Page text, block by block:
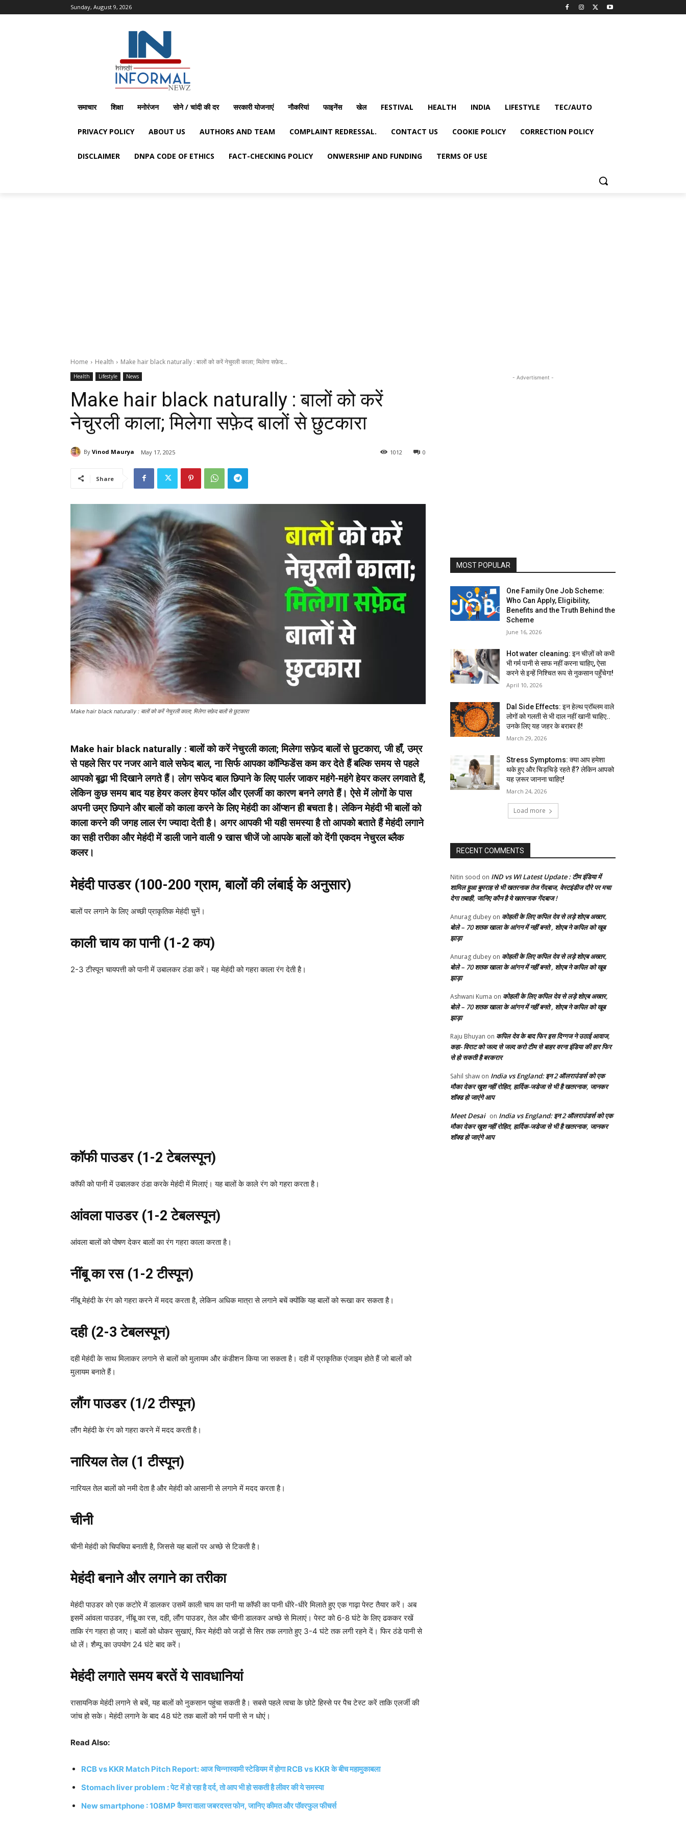
Sunday, August 9, 2026
समाचार शिक्षा मनोरंजन सोने / चांदी की दर सरकारी योजनाएं नौकरियां फाइनेंस खेल FESTIVAL HEALTH INDIA LIFESTYLE TEC/AUTO
PRIVACY POLICY ABOUT US AUTHORS AND TEAM COMPLAINT REDRESSAL. CONTACT US COOKIE POLICY CORRECTION POLICY
DISCLAIMER DNPA CODE OF ETHICS FACT-CHECKING POLICY ONWERSHIP AND FUNDING TERMS OF USE
Home Health Make hair black naturally : बालों को करें नेचुरली काला; मिलेगा सफ़ेद...
Health Lifestyle News
Make hair black naturally : बालों को करें
नेचुरली काला; मिलेगा सफ़ेद बालों से छुटकारा
By Vinod Maurya May 17, 2025 0
1012
Share
Make hair black naturally : बालों को करें नेचुरली काला; मिलेगा सफ़ेद बालों से छुटकारा
Make hair black naturally : बालों को करें नेचुरली काला; मिलेगा सफ़ेद बालों से छुटकारा, जी हाँ, उम्र
से पहले सिर पर नजर आने वाले सफेद बाल, ना सिर्फ आपका कॉन्फिडेंस कम कर देते हैं बल्कि समय से पहले
आपको बूढ़ा भी दिखाने लगते हैं। लोग सफेद बाल छिपाने के लिए पार्लर जाकर महंगे-महंगे हेयर कलर लगवाते हैं,
लेकिन कुछ समय बाद यह हेयर कलर हेयर फॉल और एलर्जी का कारण बनने लगते हैं। ऐसे में लोगों के पास
अपनी उम्र छिपाने और बालों को काला करने के लिए मेहंदी का ऑप्शन ही बचता है। लेकिन मेहंदी भी बालों को
काला करने की जगह लाल रंग ज्यादा देती है। अगर आपकी भी यही समस्या है तो आपको बताते हैं मेहंदी लगाने
का सही तरीका और मेहंदी में डाली जाने वाली 9 खास चीजें जो आपके बालों को देंगी एकदम नेचुरल ब्लैक
कलर।
मेहंदी पाउडर (100-200 ग्राम, बालों की लंबाई के अनुसार)
बालों पर लगाने के लिए अच्छी प्राकृतिक मेहंदी चुनें।
काली चाय का पानी (1-2 कप)
2-3 टीस्पून चायपत्ती को पानी में उबालकर ठंडा करें। यह मेहंदी को गहरा काला रंग देती है।
कॉफी पाउडर (1-2 टेबलस्पून)
कॉफी को पानी में उबालकर ठंडा करके मेहंदी में मिलाएं। यह बालों के काले रंग को गहरा करता है।
आंवला पाउडर (1-2 टेबलस्पून)
आंवला बालों को पोषण देकर बालों का रंग गहरा काला करता है।
नींबू का रस (1-2 टीस्पून)
नींबू मेहंदी के रंग को गहरा करने में मदद करता है, लेकिन अधिक मात्रा से लगाने बचें क्योंकि यह बालों को रूखा कर सकता है।
दही (2-3 टेबलस्पून)
दही मेहंदी के साथ मिलाकर लगाने से बालों को मुलायम और कंडीशन किया जा सकता है। दही में प्राकृतिक एंजाइम होते हैं जो बालों को
मुलायम बनाते हैं।
लौंग पाउडर (1/2 टीस्पून)
लौंग मेहंदी के रंग को गहरा करने में मदद करती है।
नारियल तेल (1 टीस्पून)
नारियल तेल बालों को नमी देता है और मेहंदी को आसानी से लगाने में मदद करता है।
चीनी
चीनी मेहंदी को चिपचिपा बनाती है, जिससे यह बालों पर अच्छे से टिकती है।
मेहंदी बनाने और लगाने का तरीका
मेहंदी पाउडर को एक कटोरे में डालकर उसमें काली चाय का पानी या कॉफी का पानी धीरे-धीरे मिलाते हुए एक गाढ़ा पेस्ट तैयार करें। अब
इसमें आंवला पाउडर, नींबू का रस, दही, लौंग पाउडर, तेल और चीनी डालकर अच्छे से मिलाएं। पेस्ट को 6-8 घंटे के लिए ढककर रखें
ताकि रंग गहरा हो जाए। बालों को धोकर सुखाएं, फिर मेहंदी को जड़ों से सिर तक लगाते हुए 3-4 घंटे तक लगी रहने दें। फिर ठंडे पानी से
धो लें। शैम्पू का उपयोग 24 घंटे बाद करें।
मेहंदी लगाते समय बरतें ये सावधानियां
रासायनिक मेहंदी लगाने से बचें, यह बालों को नुकसान पहुंचा सकती है। सबसे पहले त्वचा के छोटे हिस्से पर पैच टेस्ट करें ताकि एलर्जी की
जांच हो सके। मेहंदी लगाने के बाद 48 घंटे तक बालों को गर्म पानी से न धोएं।
Read Also:
RCB vs KKR Match Pitch Report: आज चिन्नास्वामी स्टेडियम में होगा RCB vs KKR के बीच महामुकाबला
Stomach liver problem : पेट में हो रहा है दर्द, तो आप भी हो सकती है लीवर की ये समस्या
New smartphone : 108MP कैमरा वाला जबरदस्त फोन, जानिए कीमत और पॉवरफुल फीचर्स
- Advertisment -
MOST POPULAR
One Family One Job Scheme:
Who Can Apply, Eligibility,
Benefits and the Truth Behind the
Scheme
June 16, 2026
Hot water cleaning: इन चीज़ों को कभी
भी गर्म पानी से साफ नहीं करना चाहिए, ऐसा
करने से इन्हें निश्चित रूप से नुकसान पहुँचेगा!
April 10, 2026
Dal Side Effects: इन हेल्थ प्रॉब्लम वाले
लोगों को गलती से भी दाल नहीं खानी चाहिए..
उनके लिए यह जहर के बराबर है!
March 29, 2026
Stress Symptoms: क्या आप हमेशा
थके हुए और चिड़चिड़े रहते हैं? लेकिन आपको
यह ज़रूर जानना चाहिए!
March 24, 2026
Load more
RECENT COMMENTS
Nitin sood on IND vs WI Latest Update : टीम इंडिया में
शामिल हुआ बुमराह से भी खतरनाक तेज गेंदबाज, वेस्टइंडीज दौरे पर मचा
देगा तबाही, जानिए कौन है ये खतरनाक गेंदबाज !
Anurag dubey on कोहली के लिए कपिल देव से लड़े शोएब अख्तर,
बोले – 70 शतक खाला के आंगन में नहीं बनते , शोएब ने कपिल को खूब
झाड़ा
Anurag dubey on कोहली के लिए कपिल देव से लड़े शोएब अख्तर,
बोले – 70 शतक खाला के आंगन में नहीं बनते , शोएब ने कपिल को खूब
झाड़ा
Ashwani Kuma on कोहली के लिए कपिल देव से लड़े शोएब अख्तर,
बोले – 70 शतक खाला के आंगन में नहीं बनते , शोएब ने कपिल को खूब
झाड़ा
Raju Bhuyan on कपिल देव के बाद फिर इस दिग्गज ने उठाई आवाज,
कहा- विराट को जल्द से जल्द करो टीम से बाहर वरना इंडिया की हार फिर
से हो सकती है बरकरार
Sahil shaw on India vs England: इन 2 ऑलराउंडर्स को एक
मौका देकर खुश नहीं रोहित, हार्दिक-जडेजा से भी है खतरनाक, जानकर
शॉक्ड हो जाएंगे आप
Meet Desai on India vs England: इन 2 ऑलराउंडर्स को एक
मौका देकर खुश नहीं रोहित, हार्दिक-जडेजा से भी है खतरनाक, जानकर
शॉक्ड हो जाएंगे आप